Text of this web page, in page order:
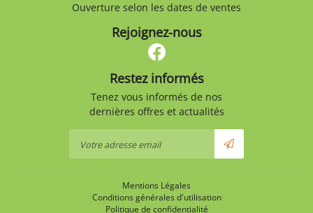
Ouverture selon les dates de ventes
Rejoignez-nous
Restez informés
Tenez vous informés de nos
dernières offres et actualités
Mentions Légales
Conditions générales d'utilisation
Politique de confidentialité